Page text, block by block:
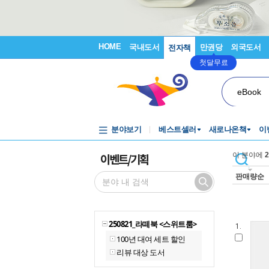
HOME 국내도서 전자책 만권당
첫달무료
외국도서
eBook
분야보기 베스트셀러 새로나온책 이
이벤트/기획
250821_라떼북 <스위트룸>
100년 대여 세트 할인
리뷰 대상 도서
이 분야에 2
판매량순
1.